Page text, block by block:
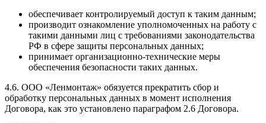
обеспечивает контролируемый доступ к таким данным;
производит ознакомление уполномоченных на работу с
такими данными лиц с требованиями законодательства
РФ в сфере защиты персональных данных;
принимает организационно-технические меры
обеспечения безопасности таких данных.
4.6. ООО «Ленмонтаж» обязуется прекратить сбор и
обработку персональных данных в момент исполнения
Договора, как это установлено параграфом 2.6 Договора.